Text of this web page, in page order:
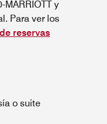
MARRIOTT y
Para ver los
reservas
o suite